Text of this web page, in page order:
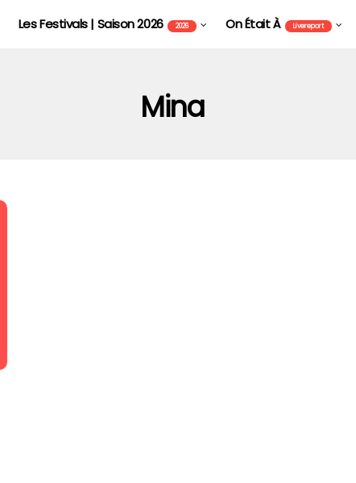
Les Festivals | Saison 2026 2026 On Était À Livereport
Mina